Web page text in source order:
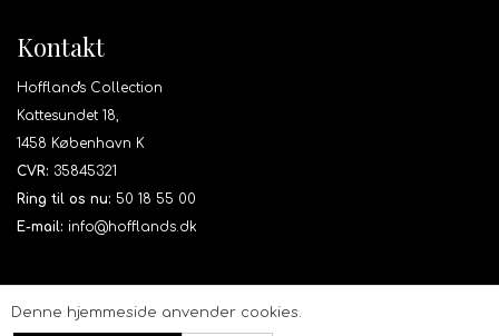
Denne hjemmeside anvender cookies.
Kontakt
Hoffland's Collection
Kattesundet 18,
1458 København K
CVR: 35845321
Ring til os nu: 50 18 55 00
E-mail: info@hofflands.dk